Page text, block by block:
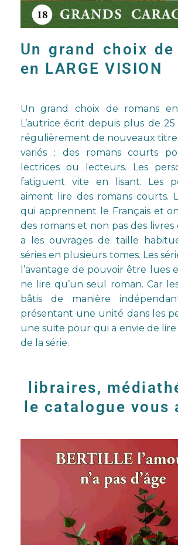
Un grand choix de
en LARGE VISION
Un grand choix de romans
L’autrice écrit depuis plus de
régulièrement de nouveaux
variés : des romans courts
lectrices ou lecteurs. Les
fatiguent vite en lisant. Les
aiment lire des romans courts.
qui apprennent le Français et
des romans et non pas des livres
a les ouvrages de taille
séries en plusieurs tomes. Les
l’avantage de pouvoir être lues
ne lire qu’un seul roman. Car
bâtis de manière
présentant une unité dans les
une suite pour qui a envie de lire
de la série.
libraires,
le catalogue vous